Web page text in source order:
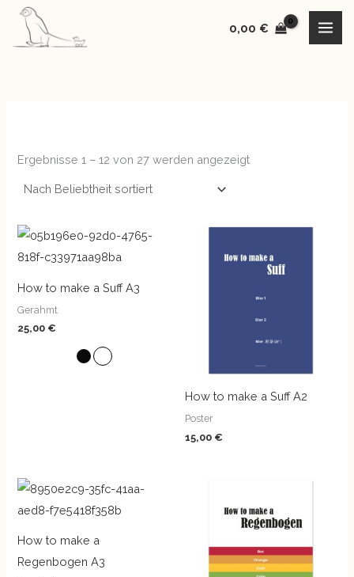
Zum
Inhalt
0,00 €
Ergebnisse 1 – 12 von 27 werden angezeigt
Beliebtheit
sortiert
How to make a Suff A3
Gerahmt
25,00 €
How to make a Suff A2
Poster
15,00 €
How to make a
Regenbogen A3